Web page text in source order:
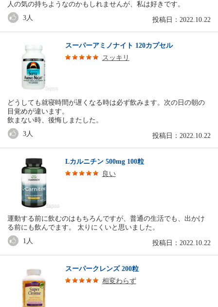
人の気の持ちようなのかもしれませんが、私は好きです。
投稿日：2022.10.22
3人
スーパーアミノナイト 120カプセル
スッキリ
どうしても就寝時間が遅くなる時は必ず飲みます。次の日の朝の
目覚めが違います。
飲まない時、後悔しまたした。
投稿日：2022.10.22
3 人
Lカルニチン 500mg 100粒
良い
運動する前に飲むのはもちろんですが、普通の生活でも、出かけ
る前にも飲んでます。 太りにくいと思いました。
投稿日：2022.10.22
1 人
スーパークレンズ 200粒
相変わらず